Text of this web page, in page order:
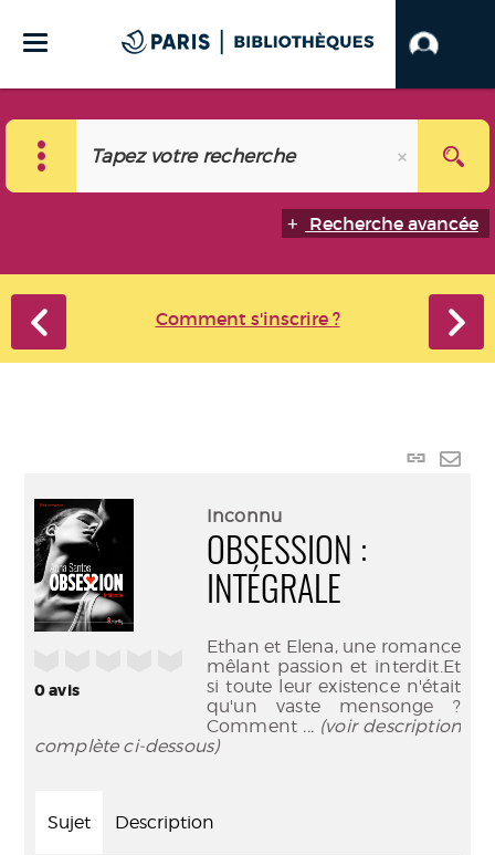
Recherche avancée
Comment s'inscrire ?
Lien
0avis
Inconnu
OBSESSION :
INTÉGRALE
Ethan et Elena, une romance
mêlant passion et interdit.Et
si toute leur existence n'était
qu'un vaste mensonge ?
Comment ... (voir description
complète ci-dessous)
Sujet Description